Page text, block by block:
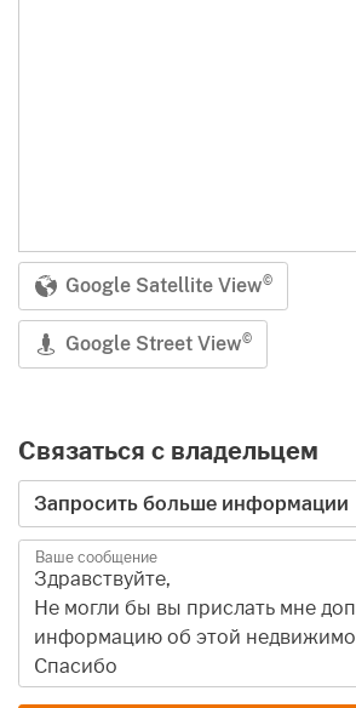
Google Satellite View©
Google Street View©
Связаться с владельцем
Тип запроса
Запросить больше информации
Ваше сообщение